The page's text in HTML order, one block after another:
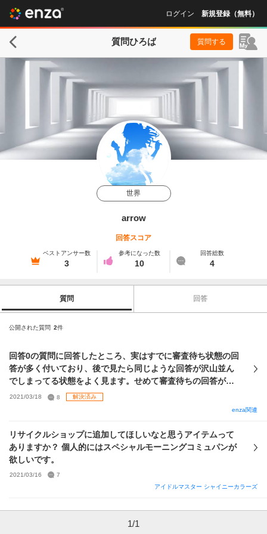
ログイン 新規登録（無料）
質問ひろば 質問する
世界
arrow
回答スコア
ベストアンサー数
3
参考になった数
10
回答総数
4
質問 回答
公開された質問 2件
回答0の質問に回答したところ、実はすでに審査待ち状態の回
答が多く付いており、後で見たら同じような回答が沢山並ん
でしまってる状態をよく見ます。せめて審査待ちの回答が何
件あるか表示してほしいなと思うのですが、皆さんはどう思
2021/03/18 8
解決済み
enza関連
リサイクルショップに追加してほしいなと思うアイテムって
ありますか？ 個人的にはスペシャルモーニングコミュパンが
欲しいです。
2021/03/16
7
アイドルマスター シャイニーカラーズ
1/1